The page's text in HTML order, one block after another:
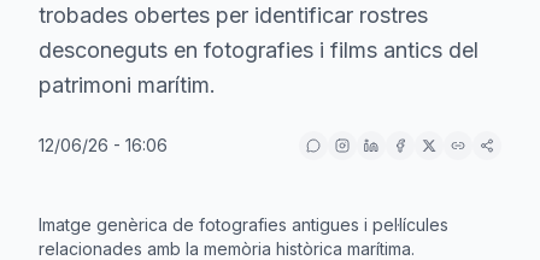
trobades obertes per identificar rostres
desconeguts en fotografies i films antics del
patrimoni marítim.
12/06/26 - 16:06
Imatge genèrica de fotografies antigues i pel·lícules
relacionades amb la memòria històrica marítima.